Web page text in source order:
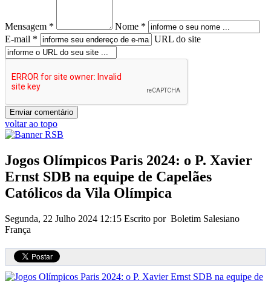
Mensagem *
Nome *
E-mail *
URL do site
voltar ao topo
Jogos Olímpicos Paris 2024: o P. Xavier
Ernst SDB na equipe de Capelães
Católicos da Vila Olímpica
Segunda, 22 Julho 2024 12:15 Escrito por Boletim Salesiano
França